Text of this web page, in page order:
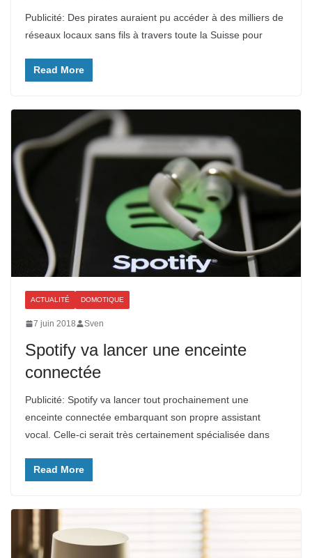
Publicité: Des pirates auraient pu accéder à des milliers de
réseaux locaux sans fils à travers toute la Suisse pour
Read More
ACTUALITÉ DOMOTIQUE
7 juin 2018 Sven
Spotify va lancer une enceinte
connectée
Publicité: Spotify va lancer tout prochainement une
enceinte connectée embarquant son propre assistant
vocal. Celle-ci serait très certainement spécialisée dans
Read More